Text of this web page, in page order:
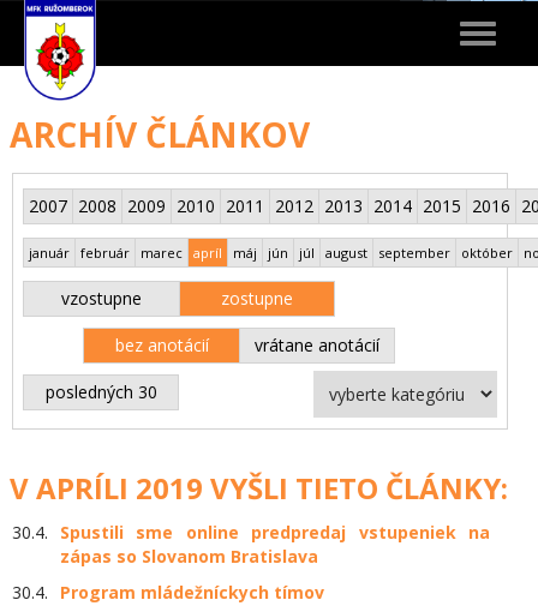
Toggle
ARCHÍV ČLÁNKOV
2007 2008 2009 2010 2011 2012 2013 2014 2015 2016
január február marec apríl máj jún júl august september október
vzostupne zostupne
bez anotácií vrátane anotácií
posledných 30
V APRÍLI 2019 VYŠLI TIETO ČLÁNKY:
30.4.
Spustili sme online predpredaj vstupeniek na
zápas so Slovanom Bratislava
30.4.
Program mládežníckych tímov